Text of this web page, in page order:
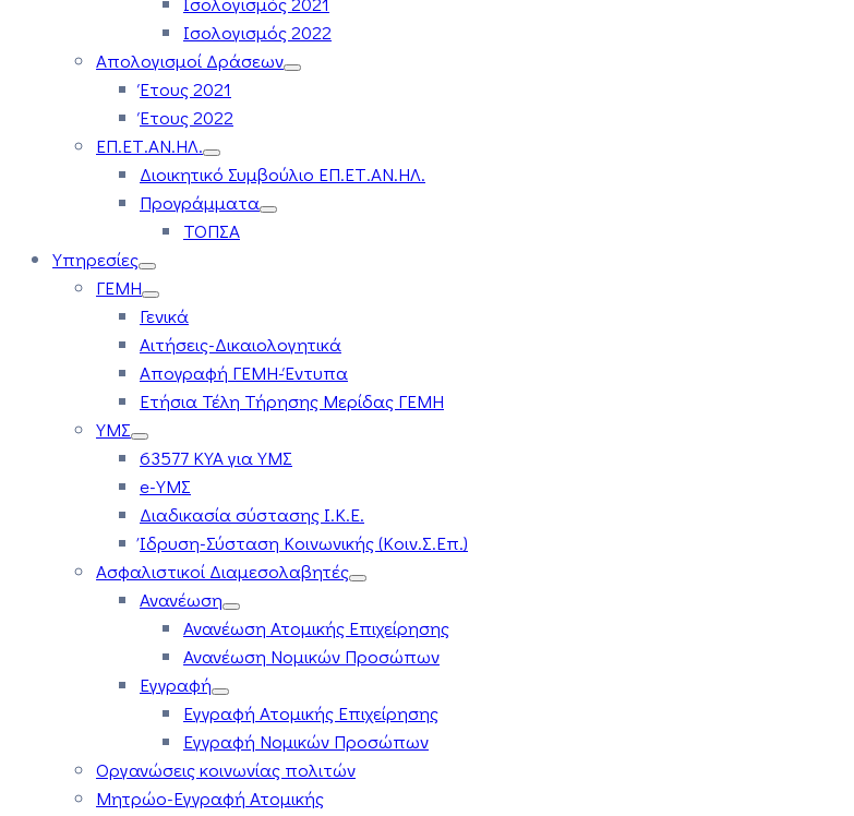
Ισολογισμός 2022
Απολογισμοί Δράσεων
Έτους 2021
Έτους 2022
ΕΠ.ΕΤ.ΑΝ.ΗΛ.
Διοικητικό Συμβούλιο ΕΠ.ΕΤ.ΑΝ.ΗΛ.
Προγράμματα
ΤΟΠΣΑ
Υπηρεσίες
ΓΕΜΗ
Γενικά
Αιτήσεις-Δικαιολογητικά
Απογραφή ΓΕΜΗ-Έντυπα
Ετήσια Τέλη Τήρησης Μερίδας ΓΕΜΗ
ΥΜΣ
63577 ΚΥΑ για ΥΜΣ
e-ΥΜΣ
Διαδικασία σύστασης Ι.Κ.Ε.
Ίδρυση-Σύσταση Κοινωνικής (Κοιν.Σ.Επ.)
Ασφαλιστικοί Διαμεσολαβητές
Ανανέωση
Ανανέωση Ατομικής Επιχείρησης
Ανανέωση Νομικών Προσώπων
Εγγραφή
Εγγραφή Ατομικής Επιχείρησης
Εγγραφή Νομικών Προσώπων
Οργανώσεις κοινωνίας πολιτών
Μητρώο-Εγγραφή Ατομικής